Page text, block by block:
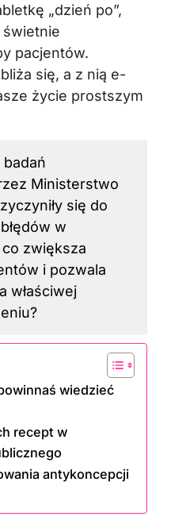
„dzień po”,
pacjentów.
się, a z nią e-
życie prostszym
badań
Ministerstwo
się do
w
zwiększa
i pozwala
właściwej
wiedzieć
recept w
antykoncepcji